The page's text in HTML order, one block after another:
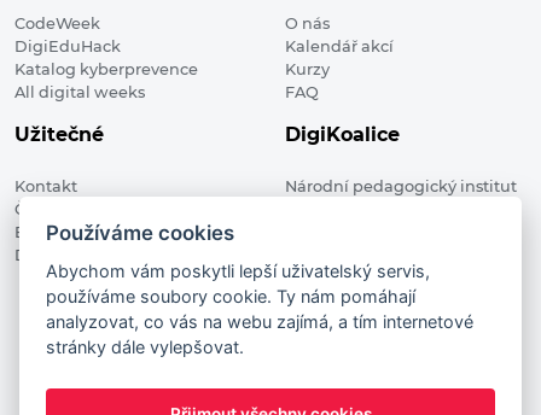
CodeWeek
DigiEduHack
Katalog kyberprevence
All digital weeks
O nás
Kalendář akcí
Kurzy
FAQ
Užitečné
Kontakt
Členské organizace
Blog
Digitalizace ve vzdělávání
DigiKoalice
Národní pedagogický institut
DigiKoalice 2021. All rights reserved
Vstup do administrace
This project has received funding from the European
Commission Innovation and Networks Executive Agency (now
Používáme cookies
Abychom vám poskytli lepší uživatelský servis,
používáme soubory cookie. Ty nám pomáhají
analyzovat, co vás na webu zajímá, a tím internetové
stránky dále vylepšovat.